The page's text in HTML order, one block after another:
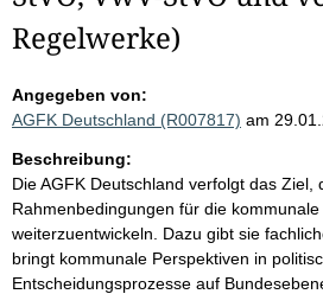
Regelwerke)
Angegeben von:
AGFK Deutschland (R007817) am
Beschreibung:
Die AGFK Deutschland verfolgt das Ziel,
Rahmenbedingungen für die
weiterzuentwickeln. Dazu gibt sie
bringt kommunale Perspektiven in
Entscheidungsprozesse auf